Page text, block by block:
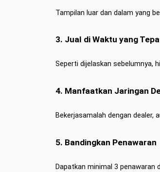
Tampilan luar dan dalam yang
3. Jual di Waktu yang
Seperti dijelaskan sebelumnya,
4. Manfaatkan Jaringan
Bekerjasamalah dengan dealer,
5. Bandingkan Penawaran
Dapatkan minimal 3 penawaran